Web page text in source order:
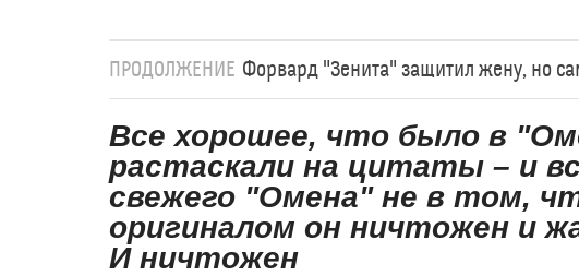
ПРОДОЛЖЕНИЕ Форвард "Зенита" защитил жену, но
Все хорошее, что было в
растаскали на цитаты – и
свежего "Омена" не в том,
оригиналом он ничтожен и
И ничтожен